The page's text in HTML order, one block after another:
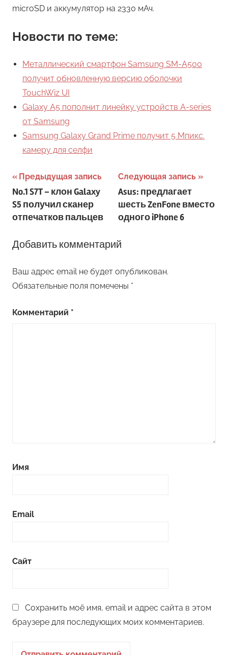
microSD и аккумулятор на 2330 мАч.
Новости по теме:
Металлический смартфон Samsung SM-A500
получит обновленную версию оболочки
TouchWiz UI
Galaxy A5 пополнит линейку устройств A-series
от Samsung
Samsung Galaxy Grand Prime получит 5 Мпикс.
камеру для селфи
Навигация
по
записям
Предыдущая запись
No.1 S7T – клон Galaxy
S5 получил сканер
отпечатков пальцев
Следующая запись
Asus: предлагает
шесть ZenFone вместо
одного iPhone 6
Добавить комментарий
Ваш адрес email не будет опубликован.
Обязательные поля помечены *
Комментарий *
Имя
Email
Сайт
Сохранить моё имя, email и адрес сайта в этом
браузере для последующих моих комментариев.